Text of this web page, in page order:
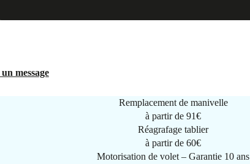
message
Remplacement de manivelle
à partir de91€
Réagrafage tablier
à partir de60€
Motorisation de volet – Garantie 10 ans